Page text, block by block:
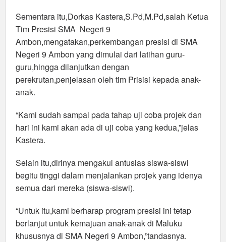
Sementara itu,Dorkas Kastera,S.Pd,M.Pd,salah Ketua
Tim Presisi SMA Negeri 9
Ambon,mengatakan,perkembangan presisi di SMA
Negeri 9 Ambon yang dimulai dari latihan guru-
guru,hingga dilanjutkan dengan
perekrutan,penjelasan oleh tim Prisisi kepada anak-
anak.
“Kami sudah sampai pada tahap uji coba projek dan
hari ini kami akan ada di uji coba yang kedua,”jelas
Kastera.
Selain itu,dirinya mengakui antusias siswa-siswi
begitu tinggi dalam menjalankan projek yang idenya
semua dari mereka (siswa-siswi).
“Untuk itu,kami berharap program presisi ini tetap
berlanjut untuk kemajuan anak-anak di Maluku
khususnya di SMA Negeri 9 Ambon,”tandasnya.